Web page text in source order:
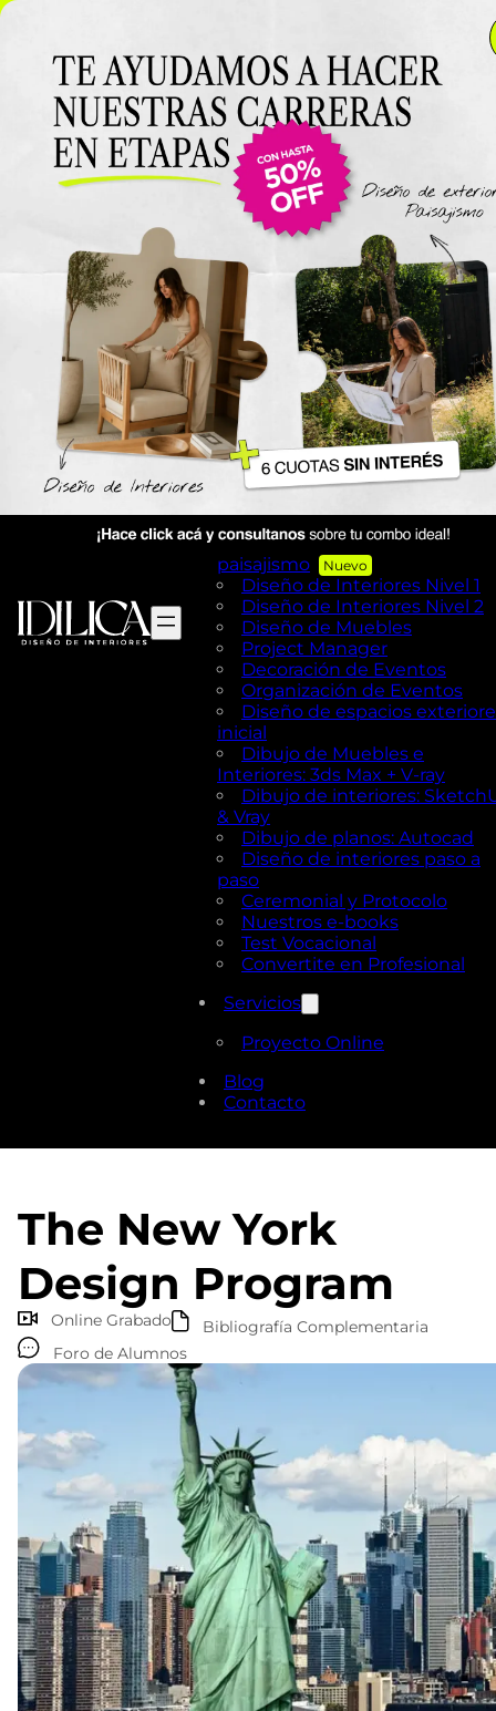
el curso acá!
Viajes
The New York Design
Carreras / Diplomaturas
Carrera de Diseño de
Exteriores y Paisajismo
Carrera en Diseño de
UTN
Carrera en Interiorismo UTN
Carrera de Organización y
Decoración de Eventos UTN
Cursos
exteriores y Paisajismo
Diseño de exteriores y
paisajismo
Diseño de Interiores Nivel 1
Diseño de Interiores Nivel 2
Diseño de Muebles
Project Manager
Decoración de Eventos
Organización de Eventos
Diseño de espacios
inicial
Dibujo de Muebles e
Interiores: 3ds Max + V-ray
Dibujo de interiores:
& Vray
Dibujo de planos: Autocad
Diseño de interiores paso a
paso
Ceremonial y Protocolo
Nuestros e-books
Test Vocacional
Convertite en Profesional
Servicios
Proyecto Online
Blog
Contacto
The New York
Design Program
Online Grabado
Bibliografía Complementaria
Foro de Alumnos